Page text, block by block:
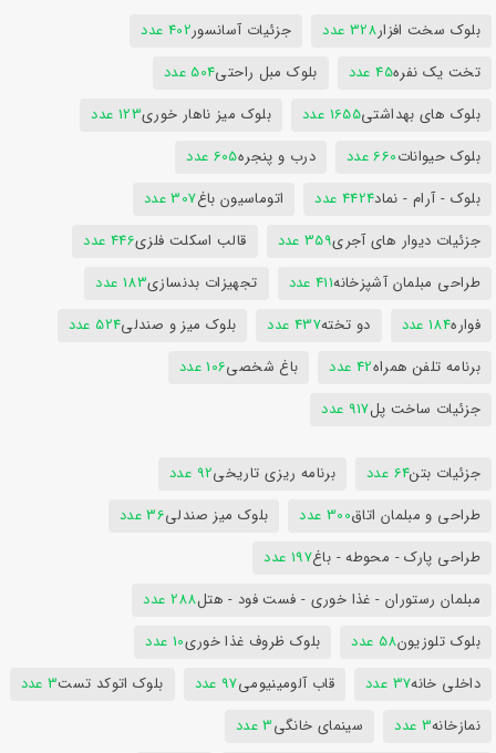
بلوک سخت افزار328 عدد جزئیات آسانسور402 عدد
تخت یک نفره45 عدد بلوک مبل راحتی504 عدد
بلوک های بهداشتی1655 عدد بلوک میز ناهار خوری123 عدد
بلوک حیوانات660 عدد درب و پنجره605 عدد
بلوک - آرام - نماد4424 عدد اتوماسیون باغ307 عدد
جزئیات دیوار های آجری359 عدد قالب اسکلت فلزی446 عدد
طراحی مبلمان آشپزخانه411 عدد تجهیزات بدنسازی183 عدد
فواره184 عدد دو تخته437 عدد بلوک میز و صندلی524 عدد
برنامه تلفن همراه42 عدد باغ شخصی106 عدد
جزئیات ساخت پل917 عدد
جزئیات بتن64 عدد برنامه ریزی تاریخی92 عدد
طراحی و مبلمان اتاق300 عدد بلوک میز صندلی36 عدد
طراحی پارک - محوطه - باغ197 عدد
مبلمان رستوران - غذا خوری - فست فود - هتل288 عدد
بلوک تلوزیون58 عدد بلوک ظروف غذا خوری10 عدد
داخلی خانه37 عدد قاب آلومینیومی97 عدد بلوک اتوکد تست3 عدد
نمازخانه3 عدد سینمای خانگی3 عدد